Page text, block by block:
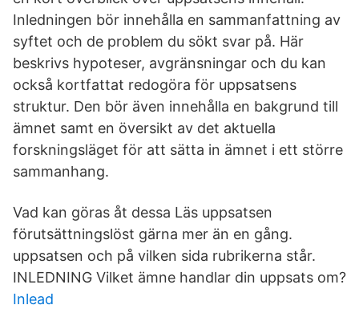
Inledningen bör innehålla en sammanfattning av
syftet och de problem du sökt svar på. Här
beskrivs hypoteser, avgränsningar och du kan
också kortfattat redogöra för uppsatsens
struktur. Den bör även innehålla en bakgrund till
ämnet samt en översikt av det aktuella
forskningsläget för att sätta in ämnet i ett större
sammanhang.
Vad kan göras åt dessa Läs uppsatsen
förutsättningslöst gärna mer än en gång.
uppsatsen och på vilken sida rubrikerna står.
INLEDNING Vilket ämne handlar din uppsats om?
Inlead